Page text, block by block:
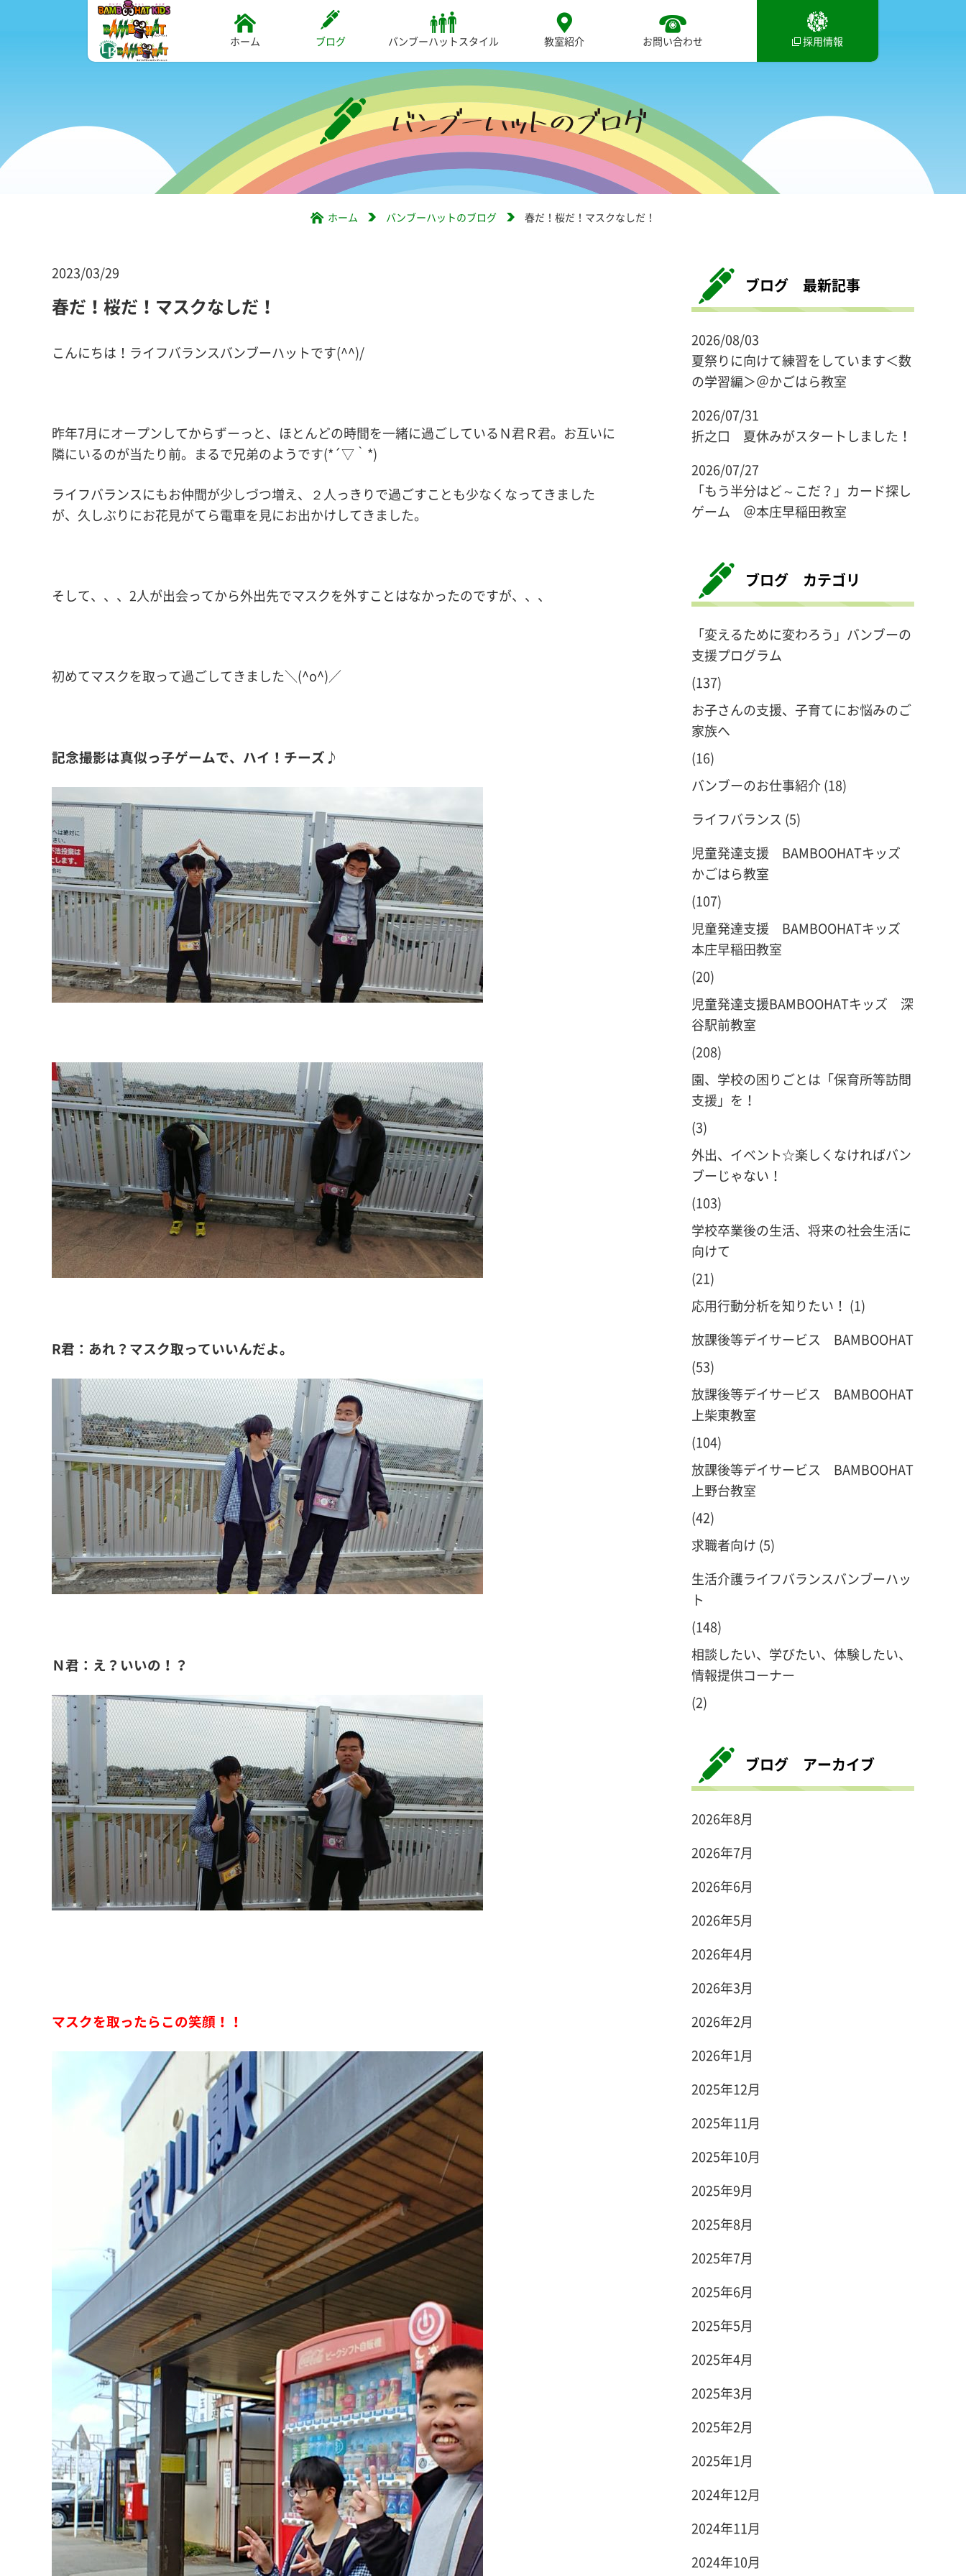
ホーム ブログ バンブーハットスタイル 教室紹介 お問い合わせ 採用情報
ホーム バンブーハットのブログ 春だ！桜だ！マスクなしだ！
2023/03/29
春だ！桜だ！マスクなしだ！
こんにちは！ライフバランスバンブーハットです(^^)/
昨年7月にオープンしてからずーっと、ほとんどの時間を一緒に過ごしているＮ君Ｒ君。お互いに
隣にいるのが当たり前。まるで兄弟のようです(*´▽｀*)
ライフバランスにもお仲間が少しづつ増え、２人っきりで過ごすことも少なくなってきました
が、久しぶりにお花見がてら電車を見にお出かけしてきました。
そして、、、2人が出会ってから外出先でマスクを外すことはなかったのですが、、、
初めてマスクを取って過ごしてきました＼(^o^)／
記念撮影は真似っ子ゲームで、ハイ！チーズ♪
R君：あれ？マスク取っていいんだよ。
Ｎ君：え？いいの！？
マスクを取ったらこの笑顔！！
ブログ 最新記事
2026/08/03
夏祭りに向けて練習をしています＜数
の学習編＞＠かごはら教室
2026/07/31
折之口 夏休みがスタートしました！
2026/07/27
「もう半分はど～こだ？」カード探し
ゲーム ＠本庄早稲田教室
ブログ カテゴリ
「変えるために変わろう」バンブーの
支援プログラム
(137)
お子さんの支援、子育てにお悩みのご
家族へ
(16)
バンブーのお仕事紹介(18)
ライフバランス (5)
児童発達支援 BAMBOOHATキッズ
かごはら教室
(107)
児童発達支援 BAMBOOHATキッズ
本庄早稲田教室
(20)
児童発達支援BAMBOOHATキッズ 深
谷駅前教室
(208)
園、学校の困りごとは「保育所等訪問
支援」を！
(3)
外出、イベント☆楽しくなければバン
ブーじゃない！
(103)
学校卒業後の生活、将来の社会生活に
向けて
(21)
応用行動分析を知りたい！ (1)
放課後等デイサービス BAMBOOHAT
(53)
放課後等デイサービス BAMBOOHAT
上柴東教室
(104)
放課後等デイサービス BAMBOOHAT
上野台教室
(42)
求職者向け (5)
生活介護ライフバランスバンブーハッ
ト
(148)
相談したい、学びたい、体験したい、
情報提供コーナー
(2)
ブログ アーカイブ
2026年8月
2026年7月
2026年6月
2026年5月
2026年4月
2026年3月
2026年2月
2026年1月
2025年12月
2025年11月
2025年10月
2025年9月
2025年8月
2025年7月
2025年6月
2025年5月
2025年4月
2025年3月
2025年2月
2025年1月
2024年12月
2024年11月
2024年10月